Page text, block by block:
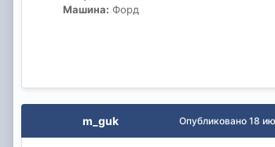
Машина: Форд
m_guk Опубликовано 18